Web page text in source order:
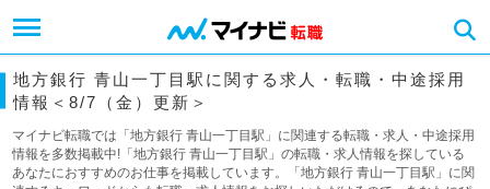
地方銀行 青山一丁目駅に関する求人・転職・中途採用
情報＜8/7（金）更新＞
マイナビ転職では「地方銀行 青山一丁目駅」に関連する転職・求人・中途採用
情報を多数掲載中!「地方銀行 青山一丁目駅」の転職・求人情報を探している
あなたにおすすめのお仕事を掲載しています。「地方銀行 青山一丁目駅」に関